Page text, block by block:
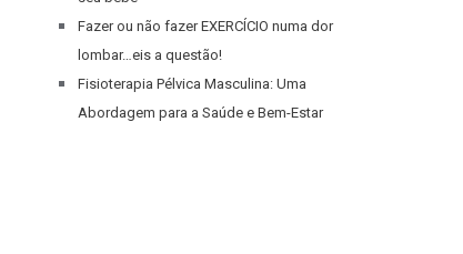
Fazer ou não fazer EXERCÍCIO numa dor
lombar…eis a questão!
Fisioterapia Pélvica Masculina: Uma
Abordagem para a Saúde e Bem-Estar